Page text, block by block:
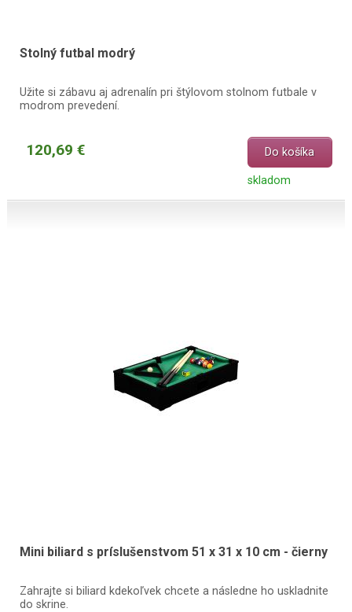
Stolný futbal modrý
Užite si zábavu aj adrenalín pri štýlovom stolnom futbale v
modrom prevedení.
120,69 € Do košíka
skladom
Mini biliard s príslušenstvom 51 x 31 x 10 cm - čierny
Zahrajte si biliard kdekoľvek chcete a následne ho uskladnite
do skrine.